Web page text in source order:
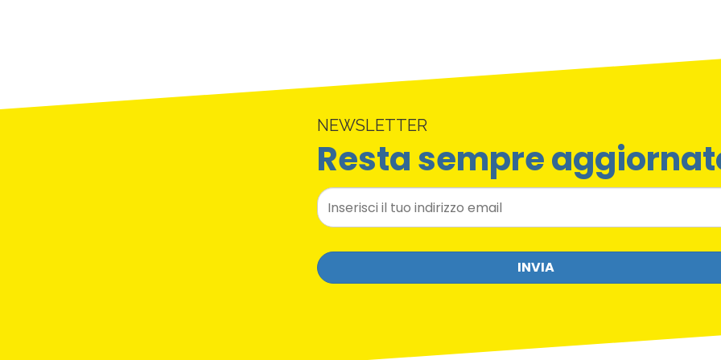
NEWSLETTER
Resta sempre